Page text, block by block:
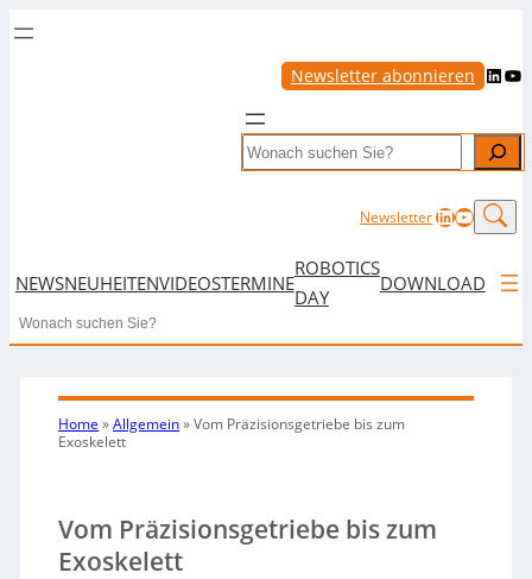
Newsletter abonnieren LinkedIn YouTube
Search
NewsletterLinkedIn
NEWSNEUHEITENVIDEOSTERMINE
ROBOTICS
DAY
DOWNLOAD
Search
Home »Allgemein»Vom Präzisionsgetriebe bis zum
Exoskelett
Vom Präzisionsgetriebe bis zum
Exoskelett